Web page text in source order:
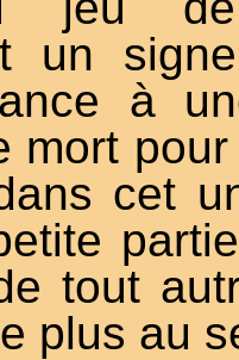
un
à
mort
cet
tout
plus au